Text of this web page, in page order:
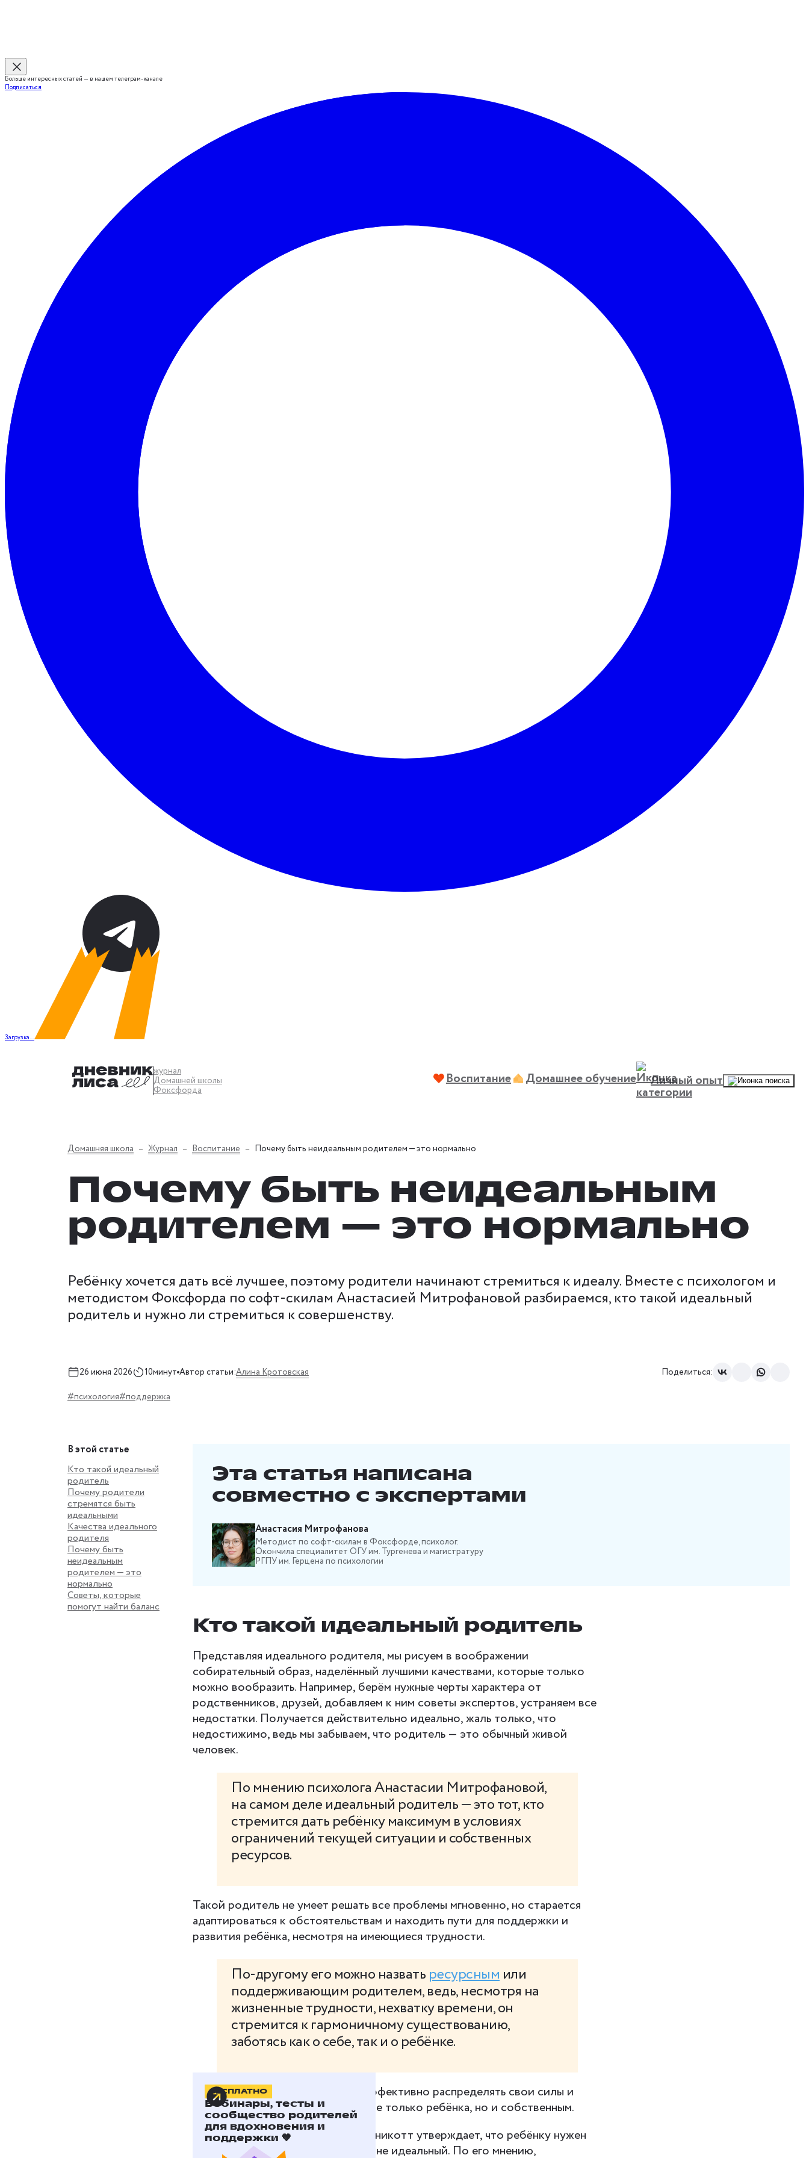
Больше интересных статей — в нашем телеграм-канале
Подписаться
Загрузка...
журнал
Домашней школы
Фоксфорда
Воспитание Домашнее обучение Личный опыт
Домашняя школа Журнал Воспитание Почему быть неидеальным родителем — это нормально
Почему быть неидеальным
родителем — это нормально
Ребёнку хочется дать всё лучшее, поэтому родители начинают стремиться к идеалу. Вместе с психологом и
методистом Фоксфорда по софт-скилам Анастасией Митрофановой разбираемся, кто такой идеальный
родитель и нужно ли стремиться к совершенству.
26 июня 2026 10минут Автор статьи:Алина Кротовская Поделиться:
#психология#поддержка
В этой статье
Кто такой идеальный
родитель
Почему родители
стремятся быть
идеальными
Качества идеального
родителя
Почему быть
неидеальным
родителем — это
нормально
Советы, которые
помогут найти баланс
Эта статья написана
совместно с экспертами
Анастасия Митрофанова
Методист по софт-скилам в Фоксфорде, психолог.
Окончила специалитет ОГУ им. Тургенева и магистратуру
РГПУ им. Герцена по психологии
Кто такой идеальный родитель
Представляя ‎идеального родителя, мы рисуем в воображении
собирательный образ, наделённый лучшими качествами, которые только
можно вообразить. Например, берём нужные черты характера от
родственников, друзей, добавляем к ним советы экспертов, устраняем все
недостатки. Получается действительно идеально, жаль только, что
недостижимо, ведь мы забываем, что родитель — это обычный живой
человек.
По мнению психолога Анастасии Митрофановой,
на самом деле идеальный родитель — это тот, кто
стремится дать ребёнку максимум в условиях
ограничений текущей ситуации и собственных
ресурсов.
Такой родитель не умеет решать все проблемы мгновенно, но старается
адаптироваться к обстоятельствам и находить пути для поддержки и
развития ребёнка, несмотря на имеющиеся трудности.
По-другому его можно назвать ресурсным или
поддерживающим родителем, ведь, несмотря на
жизненные трудности, нехватку времени, он
стремится к гармоничному существованию,
заботясь как о себе, так и о ребёнке.
БЕСПЛАТНО
Вебинары, тесты и
сообщество родителей
для вдохновения и
поддержки 🧡
Ресурсный родитель старается эффективно распределять свои силы и
уделять внимание потребностям не только ребёнка, но и собственным.
Психолог и педиатр Дональд Винникотт утверждает, что ребёнку нужен
достаточно хороший родитель, а не идеальный. По его мнению,